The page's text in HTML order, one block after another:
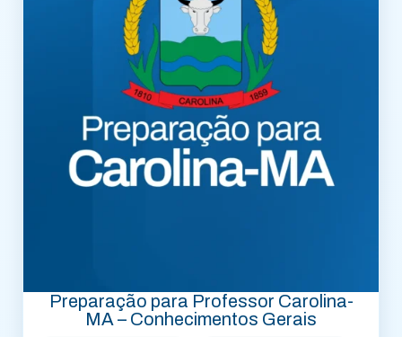
Preparação para Professor Carolina-
MA – Conhecimentos Gerais